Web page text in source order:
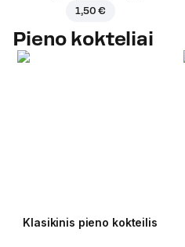
1,50 €
Pieno kokteliai
Klasikinis pieno kokteilis